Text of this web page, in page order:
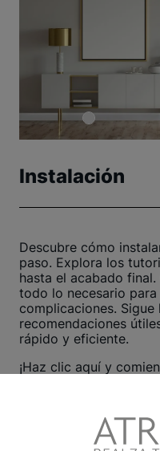
Instalación
Descubre cómo
paso. Explora los
hasta el acabado
todo lo necesario
complicaciones.
recomendaciones
rápido y eficiente.
¡Haz clic aquí y